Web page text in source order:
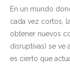
En un mundo
cada vez cortos,
obtener nuevos
disruptivas) se ve
es cierto que